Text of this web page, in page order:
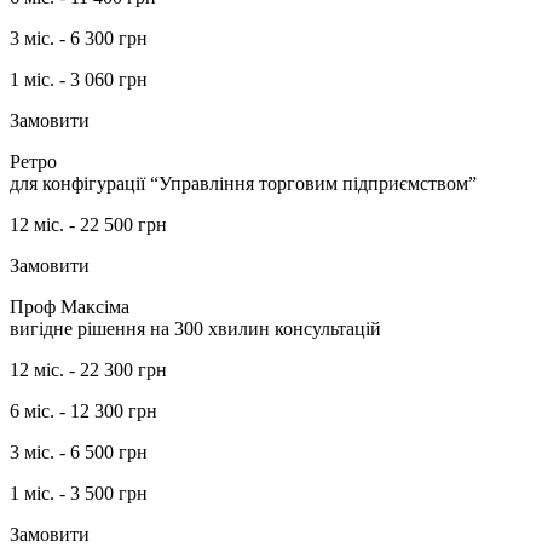
3 міс. - 6 300 грн
1 міс. - 3 060 грн
Замовити
Ретро
для конфігурації “Управління торговим підприємством”
12 міс. - 22 500 грн
Замовити
Проф Максіма
вигідне рішення на 300 хвилин консультацій
12 міс. - 22 300 грн
6 міс. - 12 300 грн
3 міс. - 6 500 грн
1 міс. - 3 500 грн
Замовити